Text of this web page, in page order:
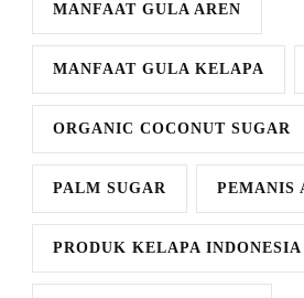
MANFAAT GULA AREN
MANFAAT GULA KELAPA
ORGANIC COCONUT SUGAR
PALM SUGAR PEMANIS
PRODUK KELAPA INDONESIA